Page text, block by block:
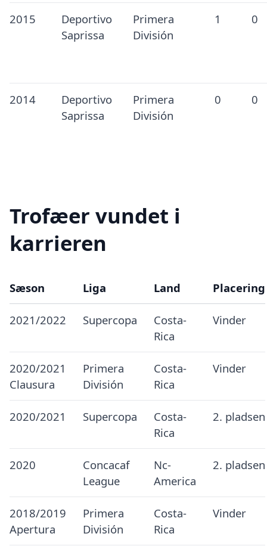
2015
Deportivo
Saprissa
Primera
División
1 0
2014
Deportivo
Saprissa
Primera
División
0 0
Trofæer vundet i
karrieren
Sæson Liga Land Placering
2021/2022 Supercopa
Costa-
Rica
Vinder
2020/2021
Clausura
Primera
División
Costa-
Rica
Vinder
2020/2021 Supercopa
Costa-
Rica
2. pladsen
2020
Concacaf
League
Nc-
America
2. pladsen
2018/2019
Apertura
Primera
División
Costa-
Rica
Vinder